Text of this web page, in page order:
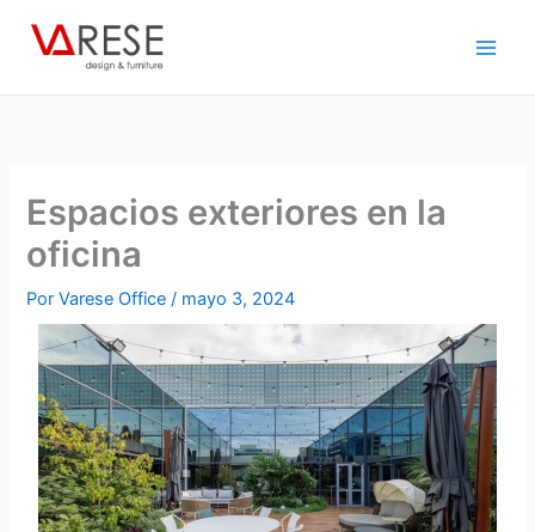
Espacios exteriores en la
oficina
PorVarese Office/ mayo 3, 2024